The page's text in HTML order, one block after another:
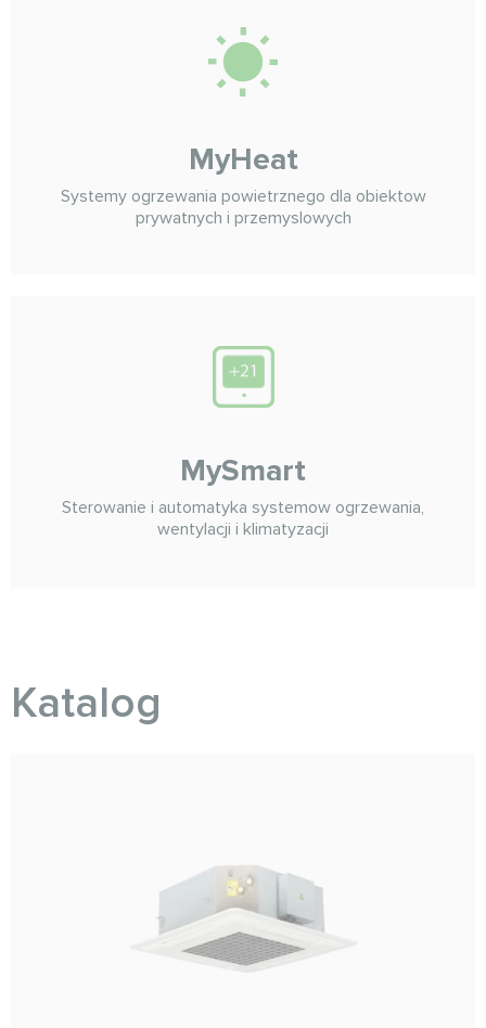
MyHeat
Systemy ogrzewania powietrznego dla obiektow
prywatnych i przemyslowych
MySmart
Sterowanie i automatyka systemow ogrzewania,
wentylacji i klimatyzacji
Katalog